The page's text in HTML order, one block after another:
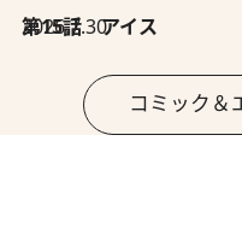
2026.7.30
第15話 アイス
コミック＆